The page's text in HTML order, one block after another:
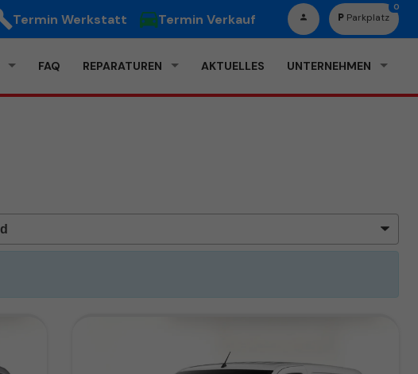
Termin Werkstatt Termin Verkauf Parkplatz
0
FAQ REPARATUREN AKTUELLES UNTERNEHMEN